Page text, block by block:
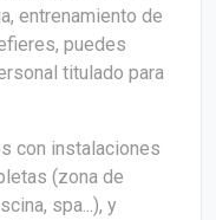
entrenamiento de
puedes
titulado para
con instalaciones
(zona de
spa...), y